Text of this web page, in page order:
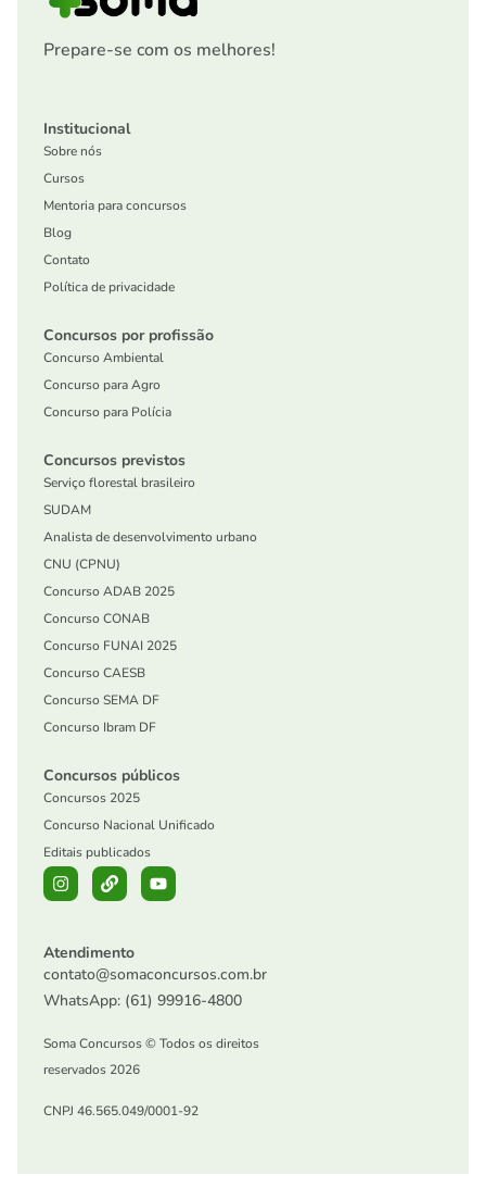
Prepare-se com os melhores!
Institucional
Sobre nós
Cursos
Mentoria para concursos
Blog
Contato
Política de privacidade
Concursos por profissão
Concurso Ambiental
Concurso para Agro
Concurso para Polícia
Concursos previstos
Serviço florestal brasileiro
SUDAM
Analista de desenvolvimento urbano
CNU (CPNU)
Concurso ADAB 2025
Concurso CONAB
Concurso FUNAI 2025
Concurso CAESB
Concurso SEMA DF
Concurso Ibram DF
Concursos públicos
Concursos 2025
Concurso Nacional Unificado
Editais publicados
Atendimento
contato@somaconcursos.com.br
WhatsApp: (61) 99916-4800
Soma Concursos © Todos os direitos
reservados 2026
CNPJ 46.565.049/0001-92